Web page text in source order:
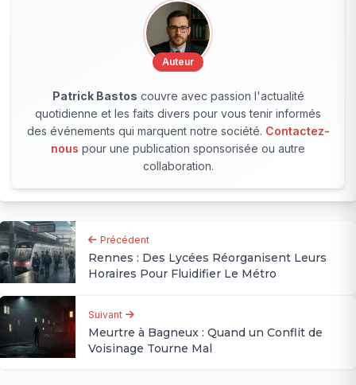
Auteur
Patrick Bastos couvre avec passion l'actualité
quotidienne et les faits divers pour vous tenir informés
des événements qui marquent notre société. Contactez-
nous pour une publication sponsorisée ou autre
collaboration.
Précédent
Rennes : Des Lycées Réorganisent Leurs
Horaires Pour Fluidifier Le Métro
Suivant
Meurtre à Bagneux : Quand un Conflit de
Voisinage Tourne Mal